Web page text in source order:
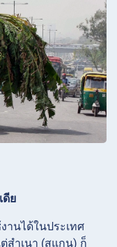
ดีย
นได้ในประเทศ
สำเนา (สแกน) ก็